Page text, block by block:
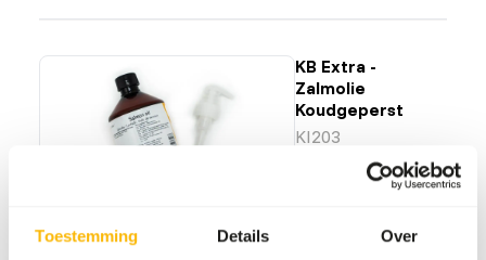
Toestemming Details Over
KB Extra -
Zalmolie
Koudgeperst
KI203
SUCCESS:
UIT VOORRAAD LEVERBAAR